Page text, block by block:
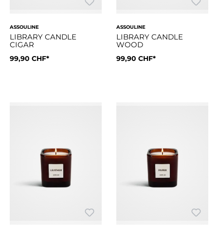
ASSOULINE
LIBRARY CANDLE
CIGAR
99,90 CHF*
ASSOULINE
LIBRARY CANDLE
WOOD
99,90 CHF*